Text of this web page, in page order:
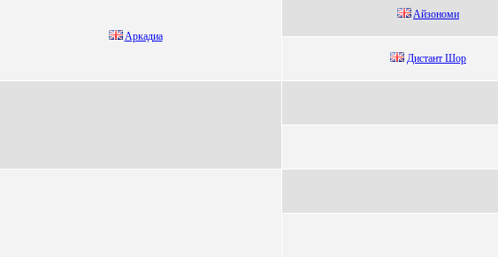
Aркадиа
Aйзономи
Дистaнт Шop